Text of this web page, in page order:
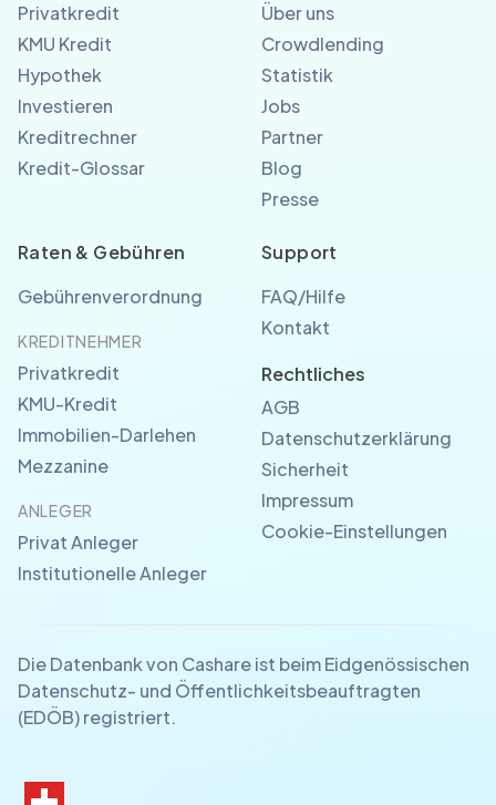
Privatkredit
KMU Kredit
Hypothek
Investieren
Kreditrechner
Kredit-Glossar
Über uns
Crowdlending
Statistik
Jobs
Partner
Blog
Presse
Raten & Gebühren
Gebührenverordnung
KREDITNEHMER
Privatkredit
KMU-Kredit
Immobilien-Darlehen
Mezzanine
ANLEGER
Privat Anleger
Institutionelle Anleger
Support
FAQ/Hilfe
Kontakt
Rechtliches
AGB
Datenschutzerklärung
Sicherheit
Impressum
Cookie-Einstellungen
Die Datenbank von Cashare ist beim Eidgenössischen
Datenschutz- und Öffentlichkeitsbeauftragten
(EDÖB) registriert.